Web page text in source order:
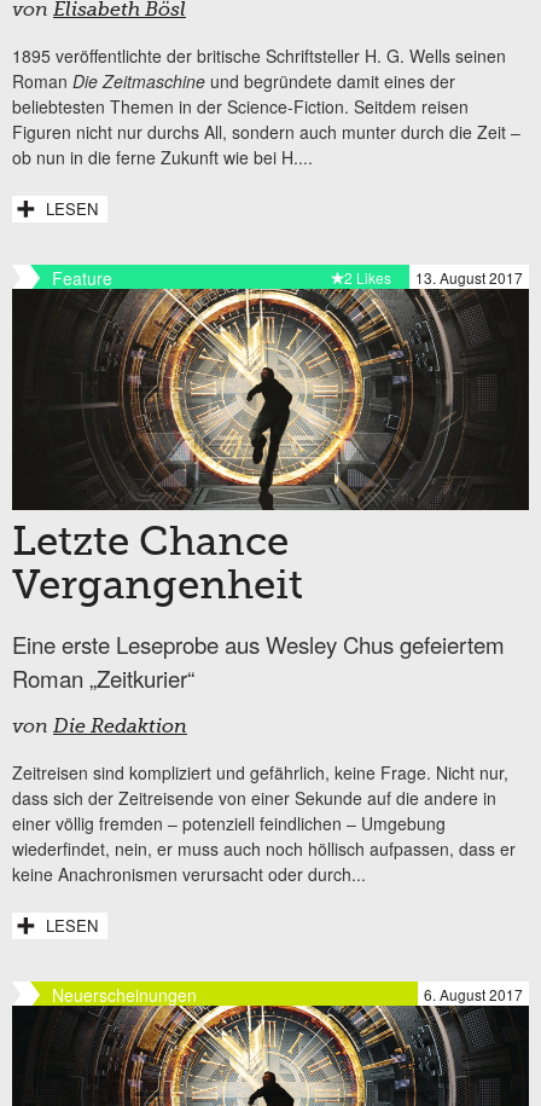
von Elisabeth Bösl
1895 veröffentlichte der britische Schriftsteller H. G. Wells seinen
Roman Die Zeitmaschine und begründete damit eines der
beliebtesten Themen in der Science-Fiction. Seitdem reisen
Figuren nicht nur durchs All, sondern auch munter durch die Zeit –
ob nun in die ferne Zukunft wie bei H....
LESEN
Feature 13. August 2017
2 Likes
Letzte Chance
Vergangenheit
Eine erste Leseprobe aus Wesley Chus gefeiertem
Roman „Zeitkurier“
von Die Redaktion
Zeitreisen sind kompliziert und gefährlich, keine Frage. Nicht nur,
dass sich der Zeitreisende von einer Sekunde auf die andere in
einer völlig fremden – potenziell feindlichen – Umgebung
wiederfindet, nein, er muss auch noch höllisch aufpassen, dass er
keine Anachronismen verursacht oder durch...
LESEN
Neuerscheinungen 6. August 2017